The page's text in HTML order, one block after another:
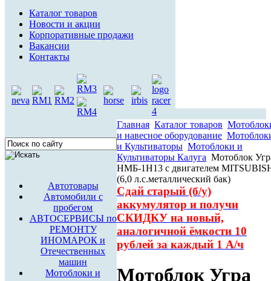
Каталог товаров
Новости и акции
Корпоративные продажи
Вакансии
Контакты
Автотовары
Автомобили с
пробегом
АВТОСЕРВИСЫ по
РЕМОНТУ
ИНОМАРОК и
Отечественных
машин
Мотоблоки и
Главная Каталог товаров
и навесное оборудование
и Культиваторы Мотоблоки и
Культиваторы Калуга Мотоблок
НМБ-1Н13 с двигателем
(6,0 л.с.металлический бак)
Сдай старый (б/у)
аккумулятор и получи
СКИДКУ на новый,
аналогичной ёмкости 10
рублей за каждый 1 А/ч
Мотоблок Угра